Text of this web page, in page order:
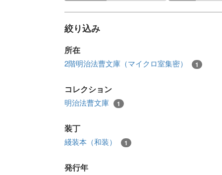
絞り込み
所在
2階明治法曹文庫（マイクロ室集密） 1
コレクション
明治法曹文庫 1
装丁
綫装本（和装） 1
発行年